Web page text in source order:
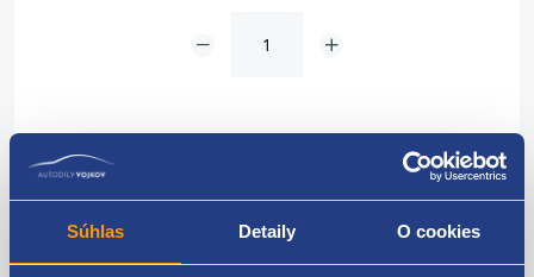
Súhlas Detaily O cookies
Dotaz na tovar